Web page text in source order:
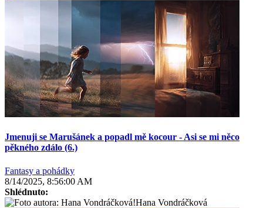
Jmenuji se Marušánek a popadl mě kocour - Asi se mi něco
pěkného zdálo (6.)
Fantasy a pohádky
8/14/2025, 8:56:00 AM
Shlédnuto:
Hana Vondráčková